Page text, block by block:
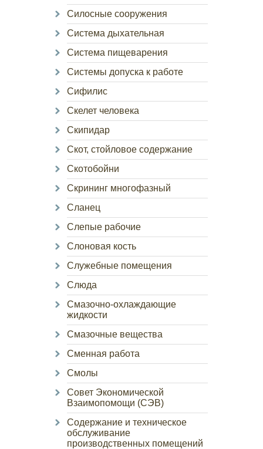
Силосные сооружения
Система дыхательная
Система пищеварения
Системы допуска к работе
Сифилис
Скелет человека
Скипидар
Скот, стойловое содержание
Скотобойни
Скрининг многофазный
Сланец
Слепые рабочие
Слоновая кость
Служебные помещения
Слюда
Смазочно-охлаждающие
жидкости
Смазочные вещества
Сменная работа
Смолы
Совет Экономической
Взаимопомощи (СЭВ)
Содержание и техническое
обслуживание
производственных помещений